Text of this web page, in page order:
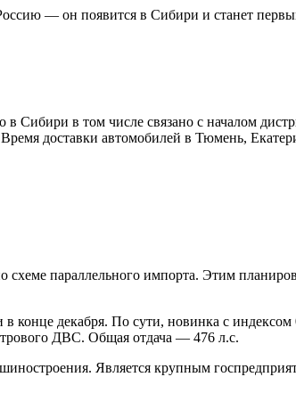
— он появится в Сибири и станет
в Сибири в том числе связано с началом
доставки автомобилей в Тюмень,
параллельного импорта. Этим
декабря. По сути, новинка с индексом
ДВС. Общая отдача — 476 л.с.
Является крупным